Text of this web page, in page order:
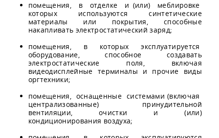
помещения, в отделке и (или) меблировке
которых используются синтетические
материалы или покрытия, способные
накапливать электростатический заряд;
помещения, в которых эксплуатируется
оборудование, способное создавать
электростатические поля, включая
видеодисплейные терминалы и прочие виды
оргтехники;
помещения, оснащенные системами (включая
централизованные) принудительной
вентиляции, очистки и (или)
кондиционирования воздуха;